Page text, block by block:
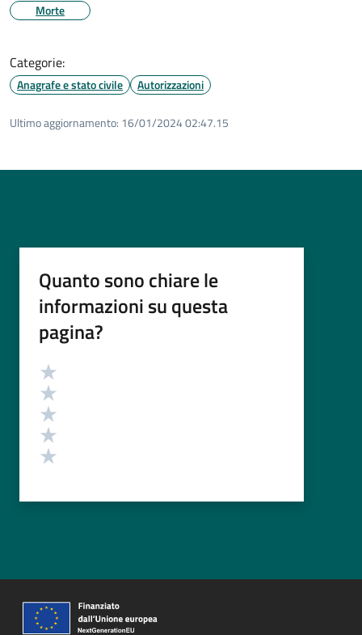
Morte
Categorie:
Anagrafe e stato civile Autorizzazioni
Ultimo aggiornamento: 16/01/2024 02:47.15
Quanto sono chiare le
informazioni su questa
pagina?
Valutazione